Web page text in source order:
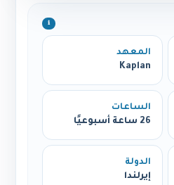
ℹ️
المعهد
Kaplan
الساعات
26 ساعة أسبوعيًا
الدولة
إيرلندا